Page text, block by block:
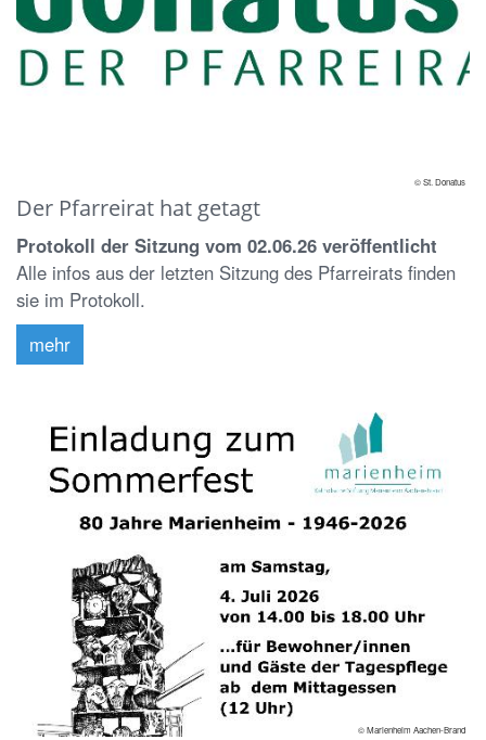
© St. Donatus
Der Pfarreirat hat getagt
Protokoll der Sitzung vom 02.06.26 veröffentlicht
Alle infos aus der letzten Sitzung des Pfarreirats finden
sie im Protokoll.
mehr
© Marienheim Aachen-Brand